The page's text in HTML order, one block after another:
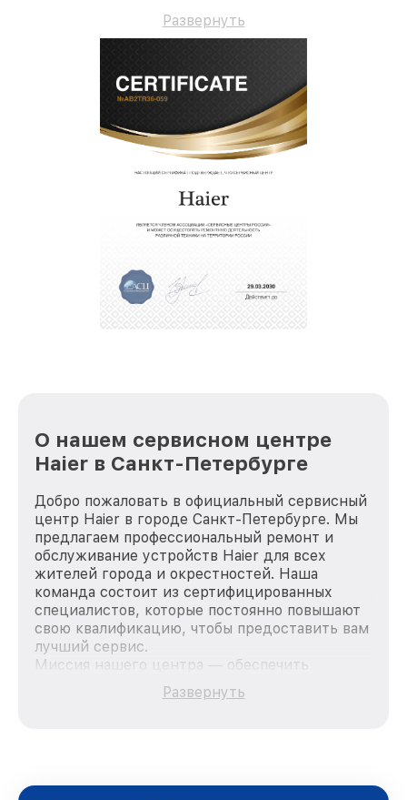
Развернуть
О нашем сервисном центре
Haier в Санкт-Петербурге
Добро пожаловать в официальный сервисный
центр Haier в городе Санкт-Петербурге. Мы
предлагаем профессиональный ремонт и
обслуживание устройств Haier для всех
жителей города и окрестностей. Наша
команда состоит из сертифицированных
специалистов, которые постоянно повышают
свою квалификацию, чтобы предоставить вам
лучший сервис.
Миссия нашего центра — обеспечить
качественный и доступный ремонт для
каждого пользователя продукции Haier, вне
Развернуть